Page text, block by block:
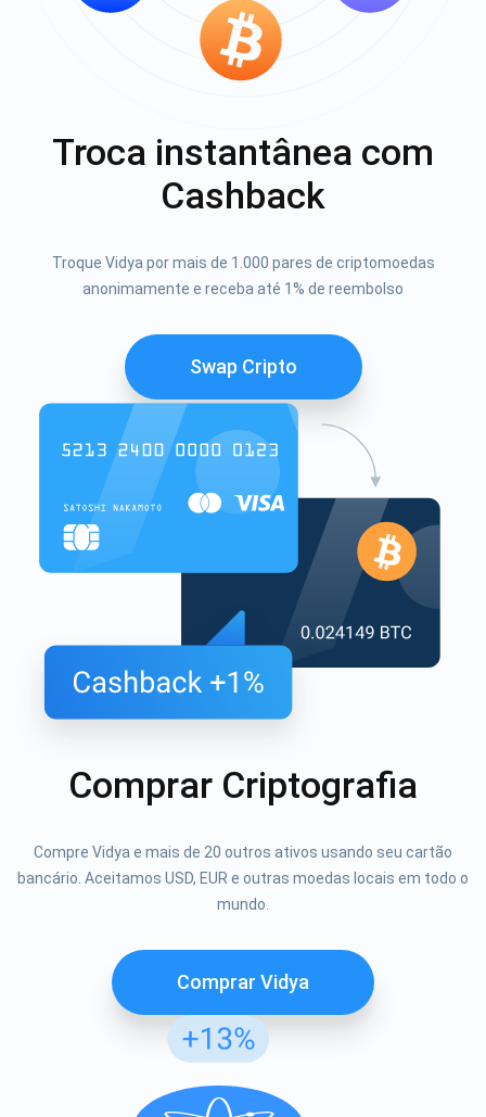
Troca instantânea com
Cashback
Troque Vidya por mais de 1.000 pares de criptomoedas
anonimamente e receba até 1% de reembolso
Swap Cripto
Comprar Criptografia
Compre Vidya e mais de 20 outros ativos usando seu cartão
bancário. Aceitamos USD, EUR e outras moedas locais em todo o
mundo.
Comprar Vidya